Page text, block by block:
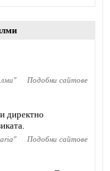
" Подобни сайтове
директно
" Подобни сайтове